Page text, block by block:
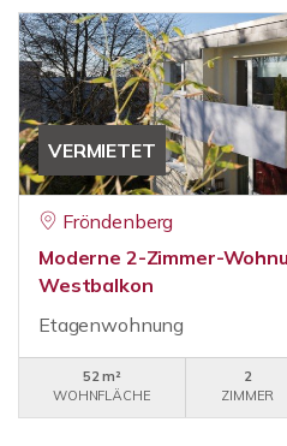
VERMIETET
Fröndenberg
Moderne 2-Zimmer-
Westbalkon
Etagenwohnung
52 m²
WOHNFLÄCHE
2
ZIMMER